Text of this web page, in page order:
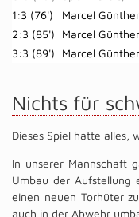
1:3 (76')
Marcel Günther
2:3 (85')
Marcel Günther
3:3 (89')
Marcel Günther
Nichts für
Dieses Spiel hatte alles,
In unserer Mannschaft
Umbau der
einen neuen Torhüter
auch in der Abwehr